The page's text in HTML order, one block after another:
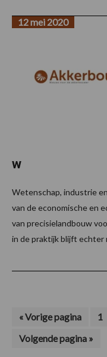
w
12 mei 2020
Wetenschap, industrie
van de economische en
van precisielandbouw
in de praktijk blijft echter
«Ga
Vorige pagina 1
Ga
naar
Volgende pagina »